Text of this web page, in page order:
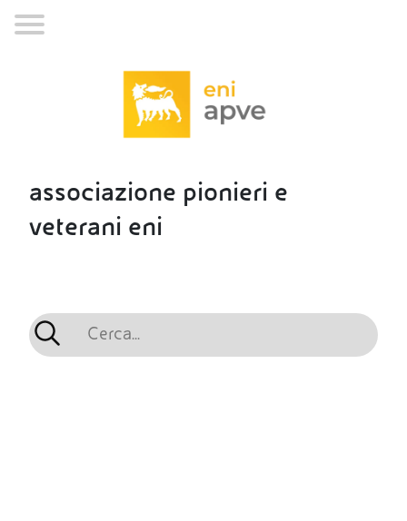
associazione pionieri e
veterani eni